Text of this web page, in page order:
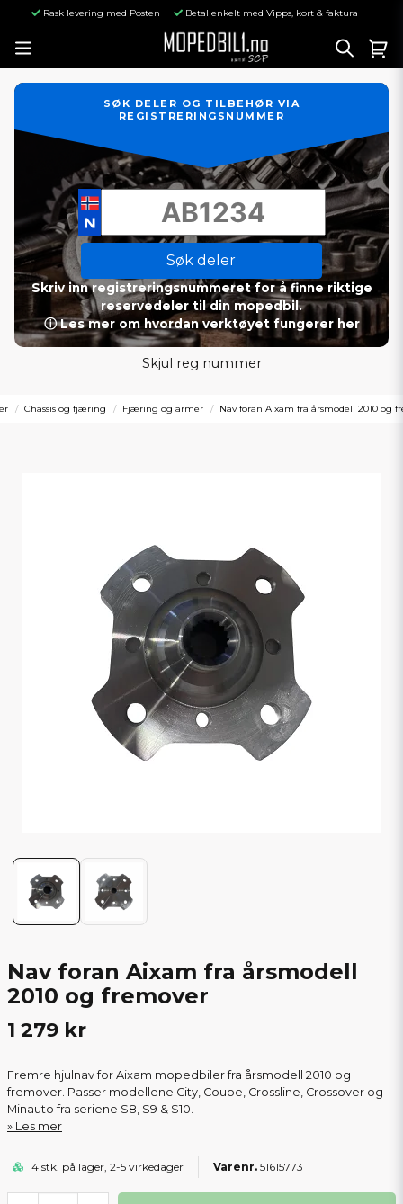
Rask levering med Posten Betal enkelt med Vipps, kort & faktura
SØK DELER OG TILBEHØR VIA
REGISTRERINGSNUMMER
Søk deler
Skriv inn registreringsnummeret for å finne riktige
reservedeler til din mopedbil.
ⓘ Les mer om hvordan verktøyet fungerer her
Skjul reg nummer
Chassis og fjæring Fjæring og armer Nav foran Aixam fra årsmodell 2010 og
Nav foran Aixam fra årsmodell
2010 og fremover
1 279 kr
Fremre hjulnav for Aixam mopedbiler fra årsmodell 2010 og
fremover. Passer modellene City, Coupe, Crossline, Crossover og
Minauto fra seriene S8, S9 & S10.
Les mer
4 stk. på lager, 2-5 virkedager 51615773